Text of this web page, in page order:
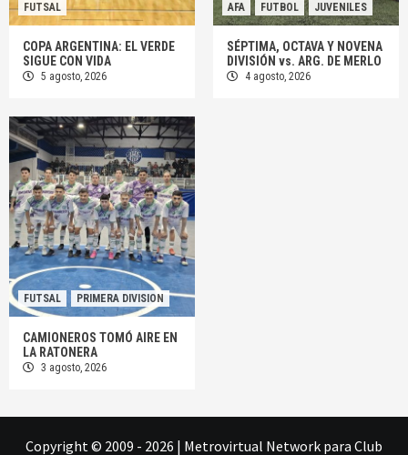
FUTSAL
COPA ARGENTINA: EL VERDE
SIGUE CON VIDA
5 agosto, 2026
AFA FUTBOL JUVENILES
SÉPTIMA, OCTAVA Y NOVENA
DIVISIÓN vs. ARG. DE MERLO
4 agosto, 2026
FUTSAL PRIMERA DIVISION
CAMIONEROS TOMÓ AIRE EN
LA RATONERA
3 agosto, 2026
Copyright © 2009 - 2026 | Metrovirtual Network para Club